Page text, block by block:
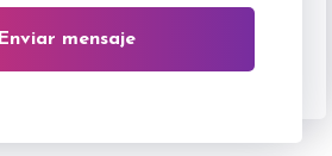
Enviar mensaje